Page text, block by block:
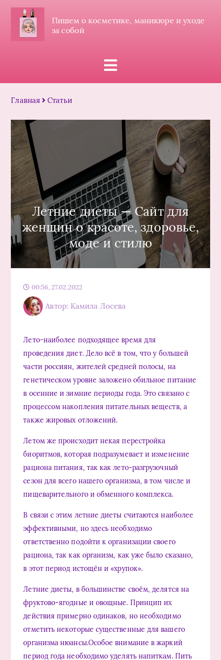
Пишем о косметике, маникюре и уходе
за собой
Главная Статьи
Летние диеты — Сайт для
женщин о красоте, здоровье,
моде и стилю
00:56, 27.02.2022
Автор: Камила Лосева
Лето-наиболее подходящее время для
проведения диет. Дело всё в том, что у большей
части россиян, жителей средней полосы, на
генетическом уровне заложено обильное питание
в осенние и зимние периоды года. Это связано с
процессом накопления питательных веществ, а
также жировых отложений.
Летом же происходит некая перестройка
биоритмов, которая подразумевает и изменение
рациона питания, так как лето-разгрузочный
сезон для всего нашего организма, в том числе и
пищеварительного и обменного комплекса.
В связи с этим летние диеты считаются наиболее
эффективными, но здесь необходимо
ответственно подойти к организации своего
рациона, так как организм, как уже было сказано,
в этот период истощён и «хрупок».
Летние диеты, в большинстве своём, делятся на
фруктово-ягодные и овощные. Принцип их
действия примерно одинаков, но необходимо
отметить некоторые существенные для вашего
организма нюансы.Особое внимание в жаркий
период года необходимо уделять напиткам. Пить